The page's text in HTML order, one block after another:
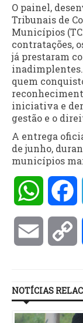
O painel,
Tribunais de
Municípios
contratações,
já prestaram
quem
iniciativa e
gestão e o
A entrega
de junho,
municípios
Email
NOTÍCIAS